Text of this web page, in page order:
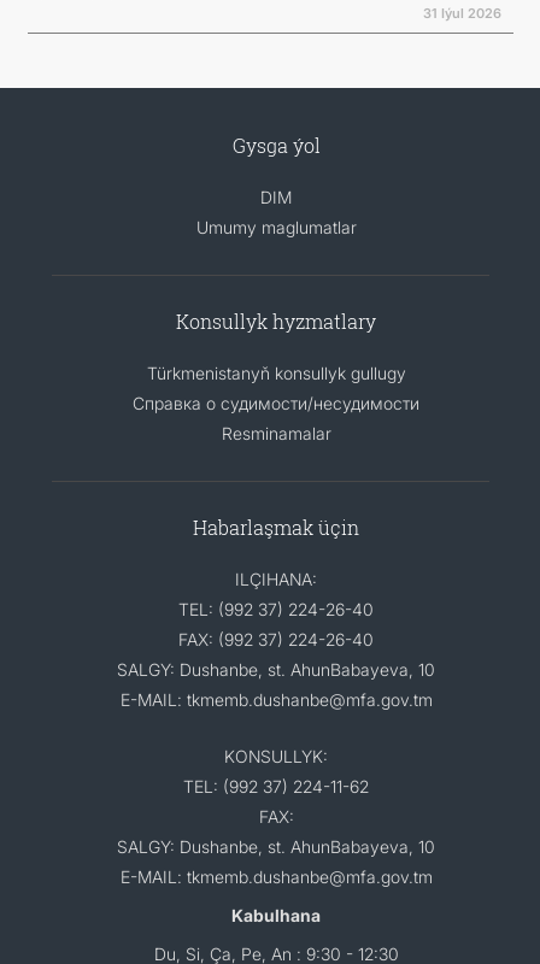
31 Iýul 2026
Gysga ýol
DIM
Umumy maglumatlar
Konsullyk hyzmatlary
Türkmenistanyň konsullyk gullugy
Справка о судимости/несудимости
Resminamalar
Habarlaşmak üçin
ILÇIHANA:
TEL: (992 37) 224-26-40
FAX: (992 37) 224-26-40
SALGY: Dushanbe, st. AhunBabayeva, 10
E-MAIL: tkmemb.dushanbe@mfa.gov.tm
KONSULLYK:
TEL: (992 37) 224-11-62
FAX:
SALGY: Dushanbe, st. AhunBabayeva, 10
E-MAIL: tkmemb.dushanbe@mfa.gov.tm
Kabulhana
Du, Si, Ça, Pe, An : 9:30 - 12:30